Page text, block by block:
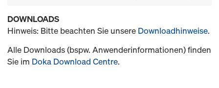
DOWNLOADS
Hinweis: Bitte beachten Sie unsere Downloadhinweise.
Alle Downloads (bspw. Anwenderinformationen) finden
Sie im Doka Download Centre.